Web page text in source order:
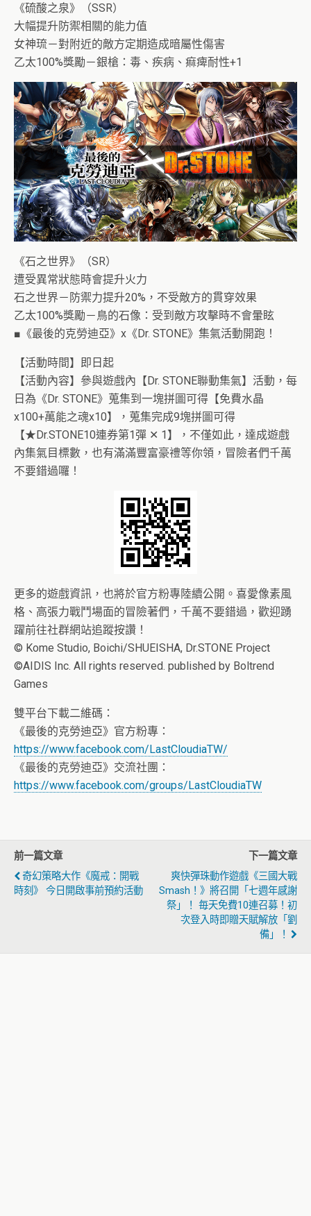
《硫酸之泉》（SSR）
大幅提升防禦相關的能力值
女神琉－對附近的敵方定期造成暗屬性傷害
乙太100%獎勵－銀槍：毒、疾病、痲痺耐性+1
《石之世界》（SR）
遭受異常狀態時會提升火力
石之世界－防禦力提升20%，不受敵方的貫穿效果
乙太100%獎勵－鳥的石像：受到敵方攻擊時不會暈眩
■《最後的克勞迪亞》x《Dr. STONE》集氣活動開跑！
【活動時間】即日起
【活動內容】參與遊戲內【Dr. STONE聯動集氣】活動，每
日為《Dr. STONE》蒐集到一塊拼圖可得【免費水晶
x100+萬能之魂x10】，蒐集完成9塊拼圖可得
【★Dr.STONE10連券第1彈 ✕ 1】，不僅如此，達成遊戲
內集氣目標數，也有滿滿豐富豪禮等你領，冒險者們千萬
不要錯過囉！
更多的遊戲資訊，也將於官方粉專陸續公開。喜愛像素風
格、高張力戰鬥場面的冒險著們，千萬不要錯過，歡迎踴
躍前往社群網站追蹤按讚！
© Kome Studio, Boichi/SHUEISHA, Dr.STONE Project
©AIDIS Inc. All rights reserved. published by Boltrend
Games
雙平台下載二維碼：
《最後的克勞迪亞》官方粉專：
https://www.facebook.com/LastCloudiaTW/
《最後的克勞迪亞》交流社團：
https://www.facebook.com/groups/LastCloudiaTW
前一篇文章
奇幻策略大作《魔戒：開戰
時刻》 今日開啟事前預約活動
下一篇文章
爽快彈珠動作遊戲《三國大戰
Smash！》將召開「七週年感謝
祭」！ 毎天免費10連召募！初
次登入時即贈天賦解放「劉
備」！